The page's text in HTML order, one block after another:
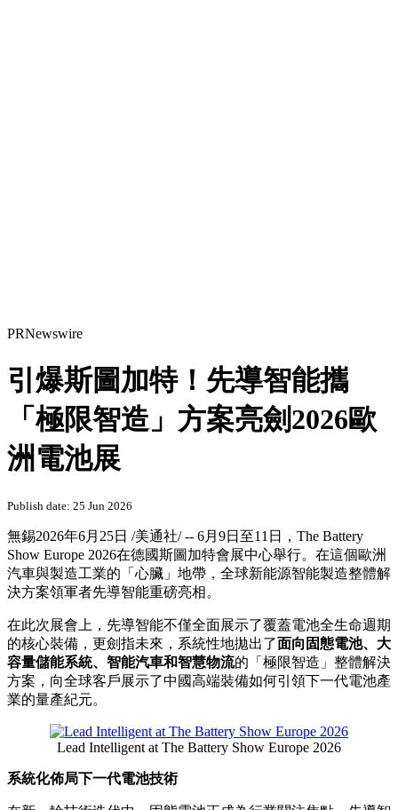
PRNewswire
引爆斯圖加特！先導智能攜
「極限智造」方案亮劍2026歐
洲電池展
Publish date: 25 Jun 2026
2026年6月25日/美通社/ -- 6月9日至11日，The Battery
Show Europe 2026在德國斯圖加特會展中心舉行。在這個歐洲
汽車與製造工業的「心臟」地帶，全球新能源智能製造整體解
決方案領軍者先導智能重磅亮相。